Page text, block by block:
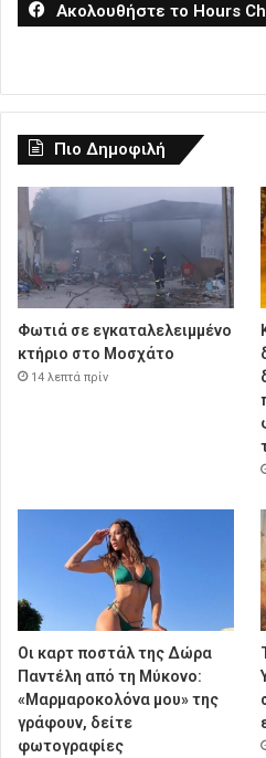
Ακολουθήστε το Hours
Πιο Δημοφιλή
Φωτιά σε εγκαταλελειμμένο
κτήριο στο Μοσχάτο
14 λεπτά πρίν
Οι καρτ ποστάλ της Δώρα
Παντέλη από τη Μύκονο:
«Μαρμαροκολόνα μου» της
γράφουν, δείτε
φωτογραφίες